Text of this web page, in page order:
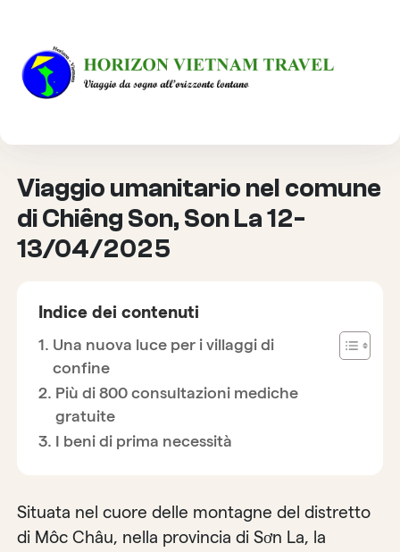
HOME
VIAGGIO RESPONSABILE
Viaggio umanitario nel comune
di Chiêng Son, Son La 12-
13/04/2025
Indice dei contenuti
Una nuova luce per i villaggi di
confine
Più di 800 consultazioni mediche
gratuite
I beni di prima necessità
Situata nel cuore delle montagne del distretto
di Môc Châu, nella provincia di Sơn La, la